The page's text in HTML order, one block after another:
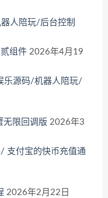
人陪玩/后台控制
组件 2026年4月19
乐源码/机器人陪玩/
无限回调版 2026年3
支付宝的快币充值通
2026年2月22日